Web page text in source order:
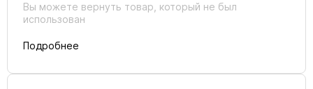
Вы можете вернуть товар, который не был
использован
Подробнее